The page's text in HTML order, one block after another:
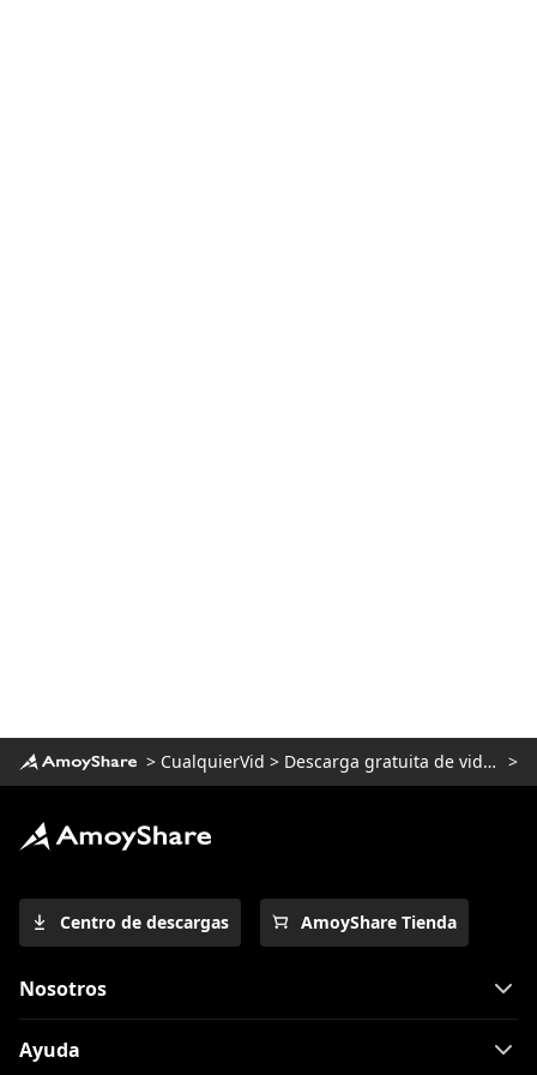
FirstRowSports que necesita saber
Los mejores sitios de dibujos animados
[2023]
para ver películas [2023]
9 mejores alternativas de WatchSeries
> CualquierVid > Descarga gratuita de videos >
Centro de descargas AmoyShare Tienda
Nosotros
Ayuda